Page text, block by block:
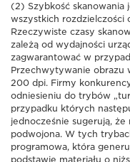
(2) Szybkość skanowania
wszystkich rozdzielczości
Rzeczywiste czasy
zależą od wydajności
zagwarantować w
Przechwytywanie obrazu
200 dpi. Firmy
odniesieniu do trybów
przypadku których
jednocześnie sugerują,
podwojona. W tych
programowa, która
podstawie materiału o